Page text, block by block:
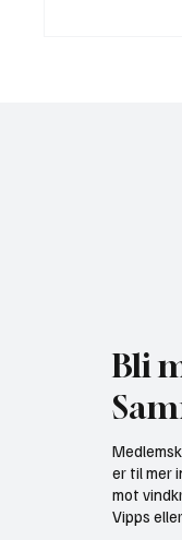
Bli
er til mer
mot
Vipps